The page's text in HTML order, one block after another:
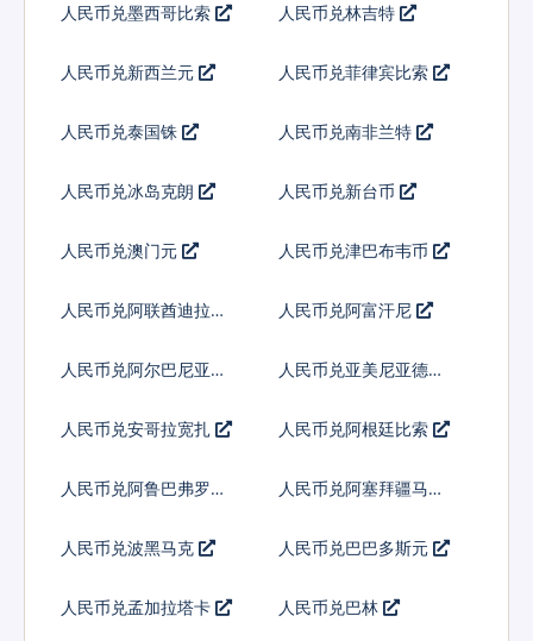
人民币兑墨西哥比索 人民币兑林吉特
人民币兑新西兰元 人民币兑菲律宾比索
人民币兑泰国铢 人民币兑南非兰特
人民币兑冰岛克朗 人民币兑新台币
人民币兑澳门元 人民币兑津巴布韦币
人民币兑阿联酋迪拉姆
人民币兑阿富汗尼
人民币兑阿尔巴尼亚列
人民币兑亚美尼亚德拉
人民币兑安哥拉宽扎 人民币兑阿根廷比索
人民币兑阿鲁巴弗罗林
人民币兑阿塞拜疆马纳
人民币兑波黑马克 人民币兑巴巴多斯元
人民币兑孟加拉塔卡 人民币兑巴林